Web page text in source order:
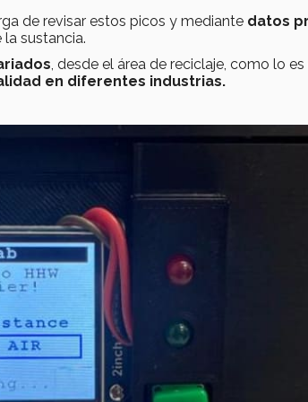
de revisar estos picos y mediante datos
sustancia.
, desde el área de reciclaje, como lo
en diferentes industrias.